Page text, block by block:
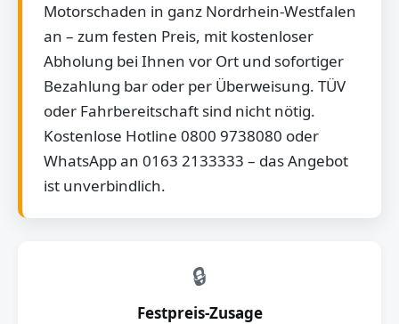
Motorschaden in ganz Nordrhein-Westfalen
an – zum festen Preis, mit kostenloser
Abholung bei Ihnen vor Ort und sofortiger
Bezahlung bar oder per Überweisung. TÜV
oder Fahrbereitschaft sind nicht nötig.
Kostenlose Hotline 0800 9738080 oder
WhatsApp an 0163 2133333 – das Angebot
ist unverbindlich.
🔒
Festpreis-Zusage